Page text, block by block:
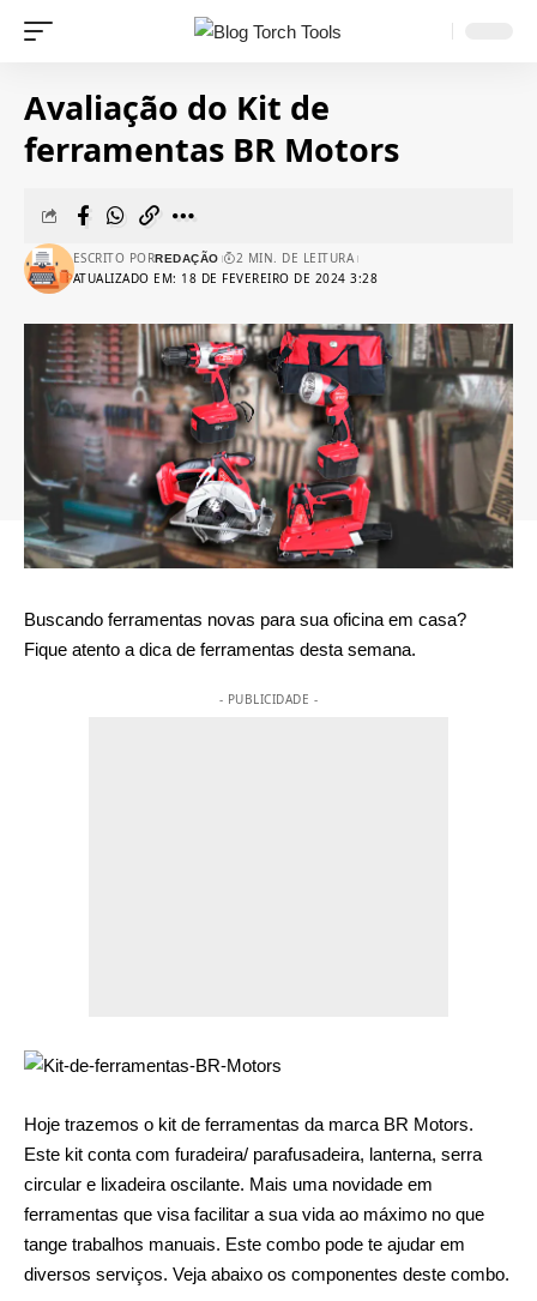
Avaliação do Kit de
ferramentas BR Motors
ATUALIZADO EM: 18 DE FEVEREIRO DE 2024 3:28
ESCRITO PORREDAÇÃO 2 MIN. DE LEITURA
Buscando ferramentas novas para sua oficina em casa?
Fique atento a dica de ferramentas desta semana.
- PUBLICIDADE -
Hoje trazemos o kit de ferramentas da marca BR Motors.
Este kit conta com furadeira/ parafusadeira, lanterna, serra
circular e lixadeira oscilante. Mais uma novidade em
ferramentas que visa facilitar a sua vida ao máximo no que
tange trabalhos manuais. Este combo pode te ajudar em
diversos serviços. Veja abaixo os componentes deste combo.